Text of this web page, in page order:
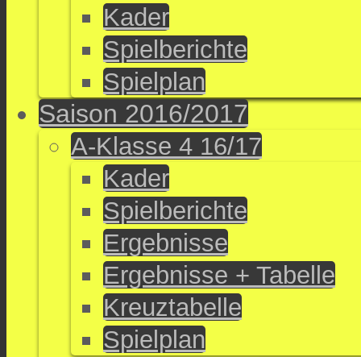
Kader
Spielberichte
Spielplan
Saison 2016/2017
A-Klasse 4 16/17
Kader
Spielberichte
Ergebnisse
Ergebnisse + Tabelle
Kreuztabelle
Spielplan